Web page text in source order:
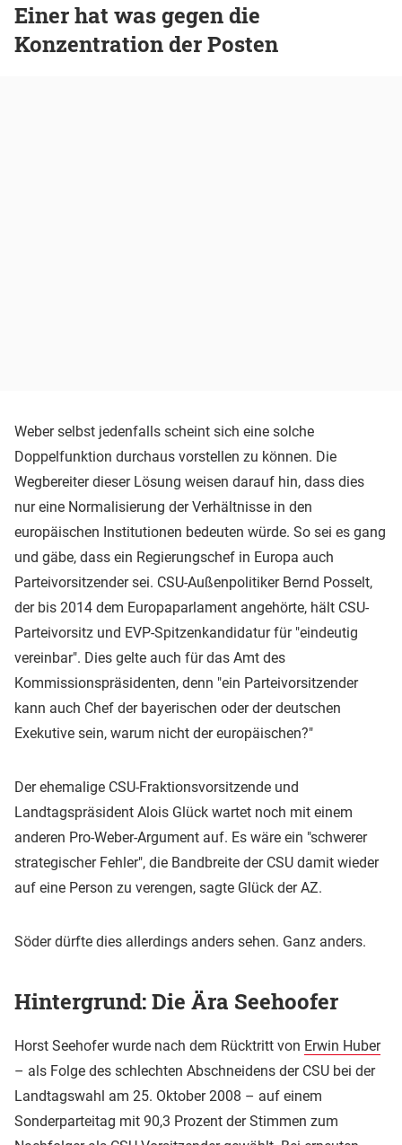
Einer hat was gegen die
Konzentration der Posten
Weber selbst jedenfalls scheint sich eine solche
Doppelfunktion durchaus vorstellen zu können. Die
Wegbereiter dieser Lösung weisen darauf hin, dass dies
nur eine Normalisierung der Verhältnisse in den
europäischen Institutionen bedeuten würde. So sei es gang
und gäbe, dass ein Regierungschef in Europa auch
Parteivorsitzender sei. CSU-Außenpolitiker Bernd Posselt,
der bis 2014 dem Europaparlament angehörte, hält CSU-
Parteivorsitz und EVP-Spitzenkandidatur für "eindeutig
vereinbar". Dies gelte auch für das Amt des
Kommissionspräsidenten, denn "ein Parteivorsitzender
kann auch Chef der bayerischen oder der deutschen
Exekutive sein, warum nicht der europäischen?"
Der ehemalige CSU-Fraktionsvorsitzende und
Landtagspräsident Alois Glück wartet noch mit einem
anderen Pro-Weber-Argument auf. Es wäre ein "schwerer
strategischer Fehler", die Bandbreite der CSU damit wieder
auf eine Person zu verengen, sagte Glück der AZ.
Söder dürfte dies allerdings anders sehen. Ganz anders.
Hintergrund: Die Ära Seehoofer
Horst Seehofer wurde nach dem Rücktritt von Erwin Huber
– als Folge des schlechten Abschneidens der CSU bei der
Landtagswahl am 25. Oktober 2008 – auf einem
Sonderparteitag mit 90,3 Prozent der Stimmen zum